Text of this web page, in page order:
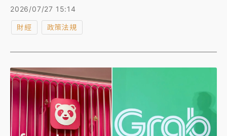
外送服務契約，平臺業者須依勞動部公告的範圍及標
準，為外送員投保團體傷害保險及責任保險，才能安排
外送員外送服務。
2026/07/27 15:14
財經 政策法規